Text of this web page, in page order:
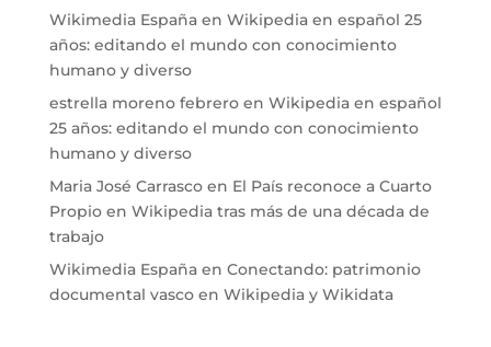
Wikimedia Españaen Wikipedia en español 25
años: editando el mundo con conocimiento
humano y diverso
estrella moreno febreroen Wikipedia en español
25 años: editando el mundo con conocimiento
humano y diverso
Maria José Carrascoen El País reconoce a Cuarto
Propio en Wikipedia tras más de una década de
trabajo
Wikimedia Españaen Conectando: patrimonio
documental vasco en Wikipedia y Wikidata